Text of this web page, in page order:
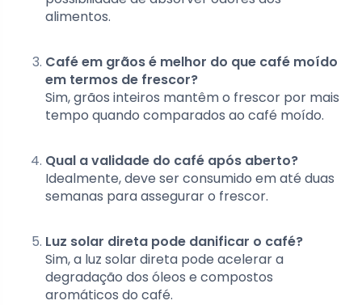
alimentos.
Café em grãos é melhor do que café moído
em termos de frescor?
Sim, grãos inteiros mantêm o frescor por mais
tempo quando comparados ao café moído.
Qual a validade do café após aberto?
Idealmente, deve ser consumido em até duas
semanas para assegurar o frescor.
Luz solar direta pode danificar o café?
Sim, a luz solar direta pode acelerar a
degradação dos óleos e compostos
aromáticos do café.